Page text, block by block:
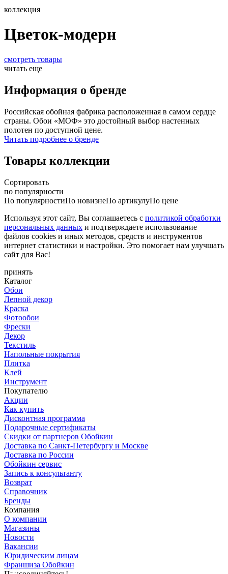
коллекция
Цветок-модерн
смотреть товары
читать еще
Информация о бренде
Российская обойная фабрика расположенная в самом сердце
страны. Обои «МОФ» это достойный выбор настенных
полотен по доступной цене.
Читать подробнее о бренде
Товары коллекции
Сортировать
по популярности
По популярностиПо новизнеПо артикулуПо цене
Используя этот сайт, Вы соглашаетесь с политикой обработки
персональных данных и подтверждаете использование
файлов cookies и иных методов, средств и инструментов
интернет статистики и настройки. Это помогает нам улучшать
сайт для Вас!
принять
Каталог
Обои
Лепной декор
Краска
Фотообои
Фрески
Декор
Текстиль
Напольные покрытия
Плитка
Клей
Инструмент
Покупателю
Акции
Как купить
Дисконтная программа
Подарочные сертификаты
Скидки от партнеров Обойкин
Доставка по Санкт-Петербургу и Москве
Доставка по России
Обойкин сервис
Запись к консультанту
Возврат
Справочник
Бренды
Компания
О компании
Магазины
Новости
Вакансии
Юридическим лицам
Франшиза Обойкин